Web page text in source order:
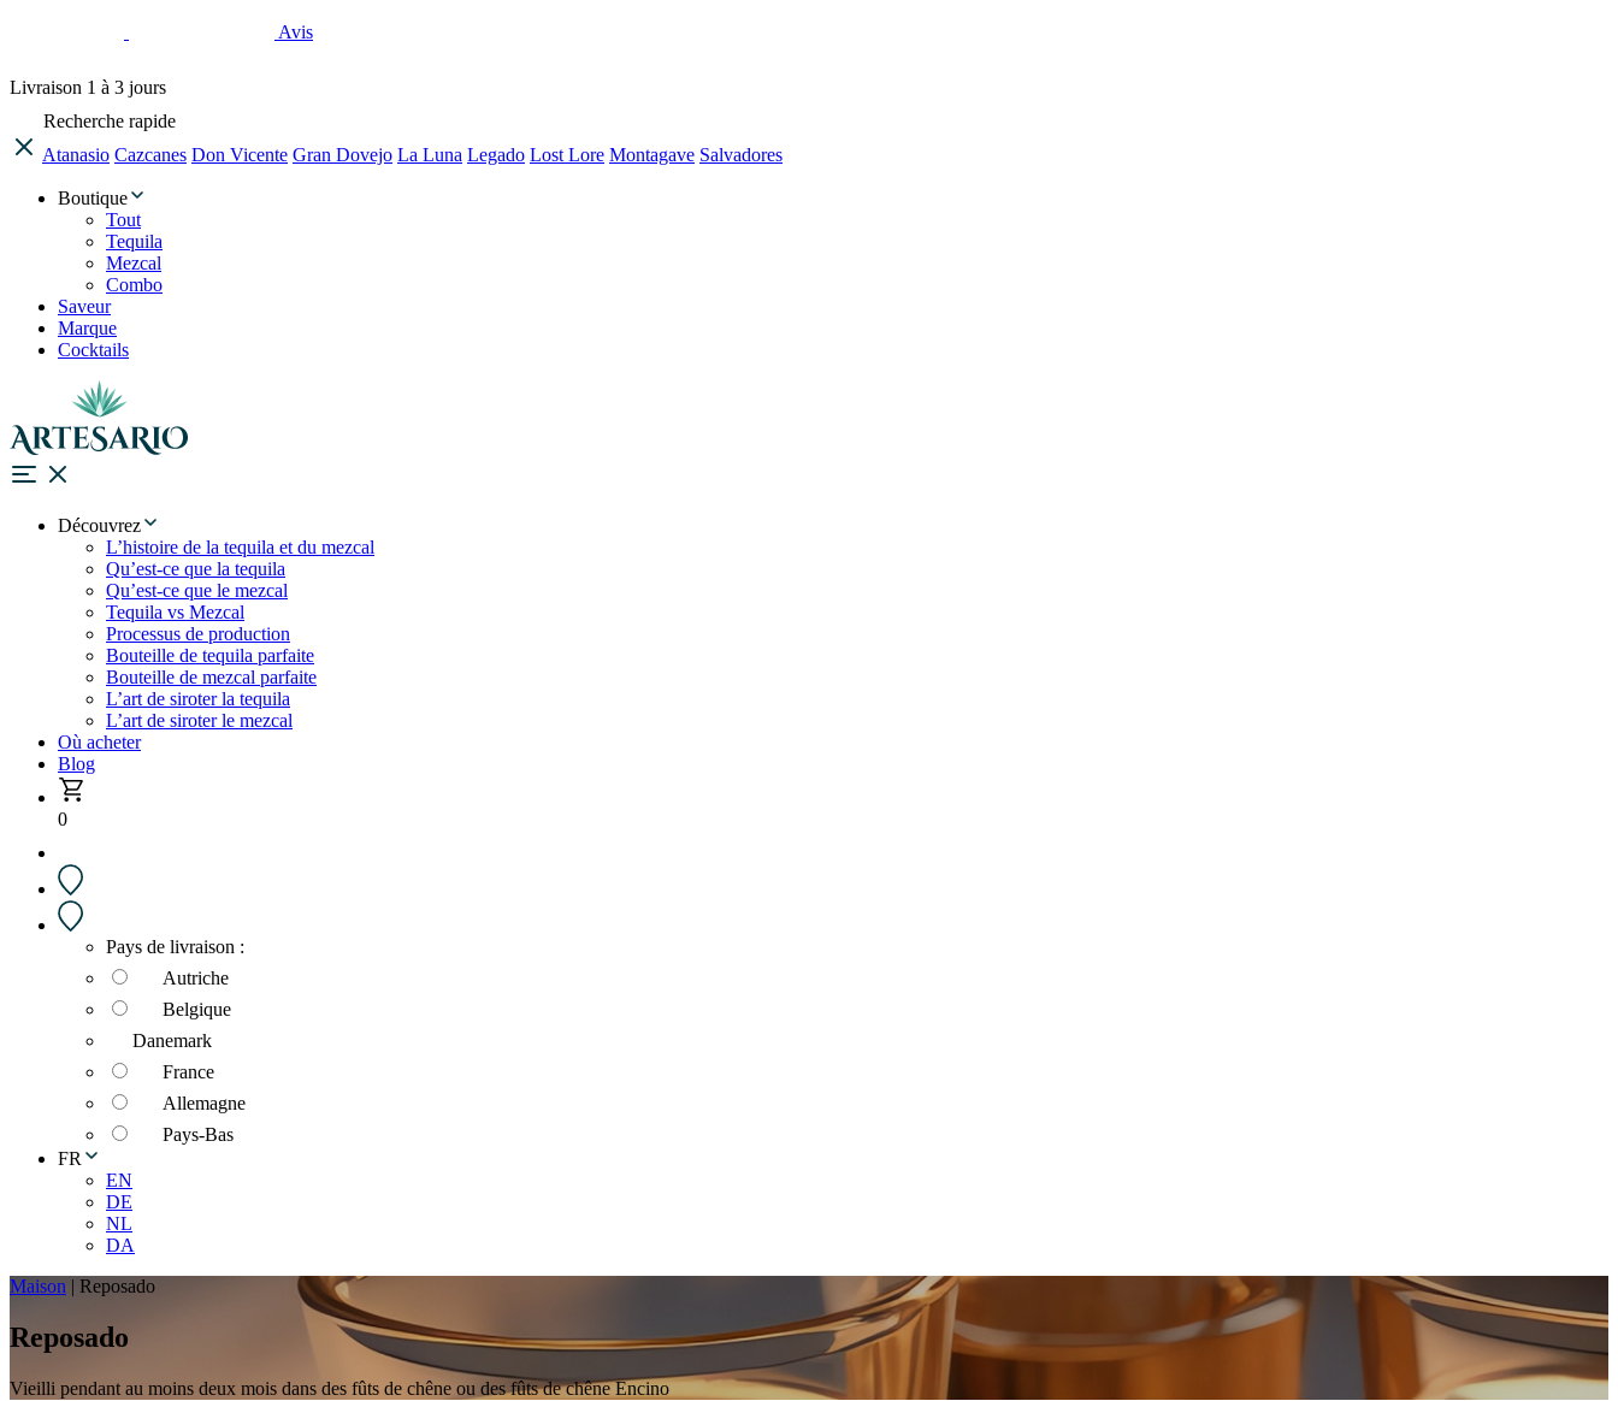
Avis
Livraison 1 à 3 jours
Recherche rapide
Atanasio Cazcanes Don Vicente Gran Dovejo La Luna Legado Lost Lore Montagave Salvadores
Boutique
Tout
Tequila
Mezcal
Combo
Saveur
Marque
Cocktails
Découvrez
L’histoire de la tequila et du mezcal
Qu’est-ce que la tequila
Qu’est-ce que le mezcal
Tequila vs Mezcal
Processus de production
Bouteille de tequila parfaite
Bouteille de mezcal parfaite
L’art de siroter la tequila
L’art de siroter le mezcal
Où acheter
Blog
0
Pays de livraison :
Autriche
Belgique
Danemark
France
Allemagne
Pays-Bas
FR
EN
DE
NL
DA
Maison | Reposado
Reposado
Vieilli pendant au moins deux mois dans des fûts de chêne ou des fûts de chêne Encino